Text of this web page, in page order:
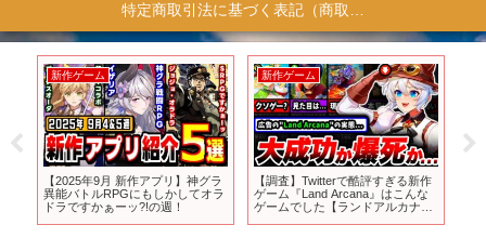
特定商取引法に基づく表記（商取引に関する開示）
新作ゲーム
【2025年9月 新作アプリ】神グラ
異能バトルRPGにもしかしてオラ
ドラですかぁーッ?!の週！
新作ゲーム
【調査】Twitterで酷評すぎる新作
ゲーム『Land Arcana』はこんな
ゲームでした【ランドアルカナ】